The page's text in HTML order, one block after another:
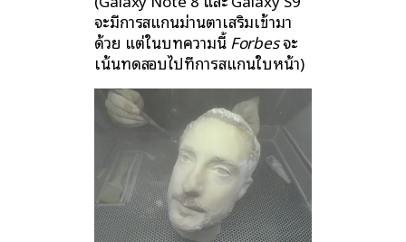
จะมีการสแกนม่านตาเสริมเข้ามา
ด้วย แต่ในบทความนี้Forbesจะ
เน้นทดสอบไปที่การสแกนใบหน้า)